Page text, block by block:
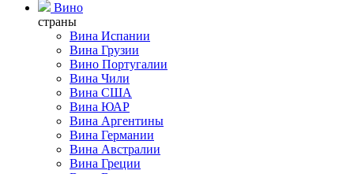
Вино
страны
Вина Испании
Вина Грузии
Вино Португалии
Вина Чили
Вина США
Вина ЮАР
Вина Аргентины
Вина Германии
Вина Австралии
Вина Греции